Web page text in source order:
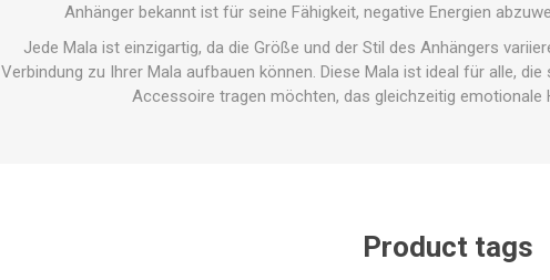
Anhänger bekannt ist für seine Fähigkeit, negative Energien
Jede Mala ist einzigartig, da die Größe und der Stil des Anhängers
Verbindung zu Ihrer Mala aufbauen können. Diese Mala ist ideal für alle,
Accessoire tragen möchten, das gleichzeitig emotionale
Product tags